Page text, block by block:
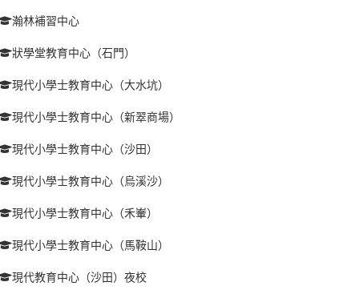
瀚林補習中心
狀學堂教育中心（石門）
現代小學士教育中心（大水坑）
現代小學士教育中心（新翠商場）
現代小學士教育中心（沙田）
現代小學士教育中心（烏溪沙）
現代小學士教育中心（禾輋）
現代小學士教育中心（馬鞍山）
現代教育中心（沙田）夜校